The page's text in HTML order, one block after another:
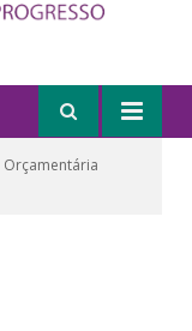
Orçamentária